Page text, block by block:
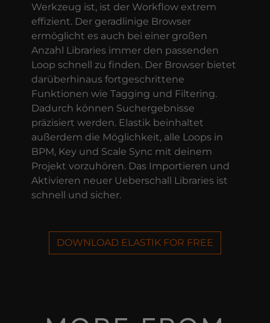
Werkzeug ist, ist der Workflow extrem
effizient. Der geradlinige Browser
ermöglicht es auch bei einer großen
Anzahl Libraries immer den passenden
Loop schnell zu finden. Der Browser bietet
darüberhinaus fortgeschrittene
Funktionen wie Tagging und Filtering.
Dadurch können Suchergebnisse
präzisiert werden. Elastik beinhaltet
außerdem die Möglichkeit, alle Loops in
BPM, Key und Scale Sync mit deinem
Projekt vorzuhören. Das Importieren und
Aktivieren neuer Ueberschall Libraries ist
schnell und sicher.
DOWNLOAD ELASTIK FOR FREE